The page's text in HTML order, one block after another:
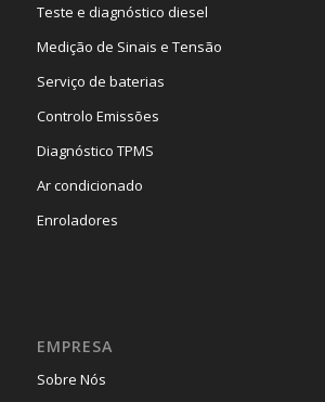
Teste e diagnóstico diesel
Medição de Sinais e Tensão
Serviço de baterias
Controlo Emissões
Diagnóstico TPMS
Ar condicionado
Enroladores
EMPRESA
Sobre Nós